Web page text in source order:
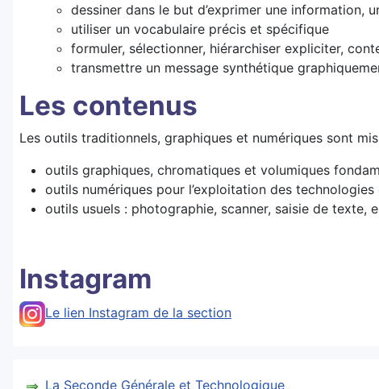
dessiner dans le but d’exprimer une information,
utiliser un vocabulaire précis et spécifique
formuler, sélectionner, hiérarchiser expliciter,
transmettre un message synthétique
Les contenus
Les outils traditionnels, graphiques et numériques sont
outils graphiques, chromatiques et volumiques
outils numériques pour l’exploitation des
outils usuels : photographie, scanner, saisie de texte,
Instagram
Le lien Instagram de la section
La Seconde Générale et Technologique